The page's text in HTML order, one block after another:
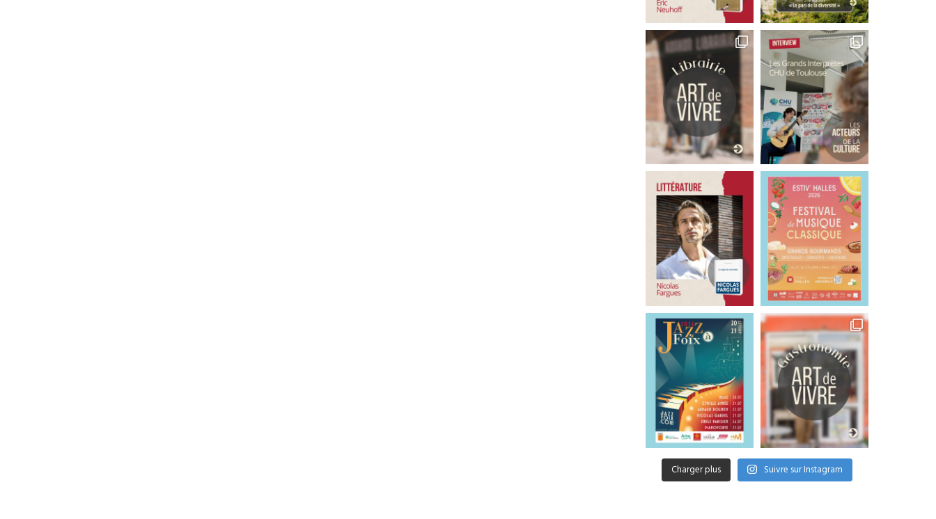
Charger plus Suivre sur Instagram